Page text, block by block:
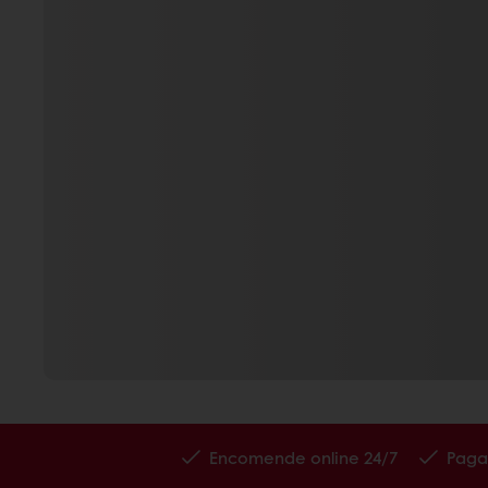
Encomende online 24/7